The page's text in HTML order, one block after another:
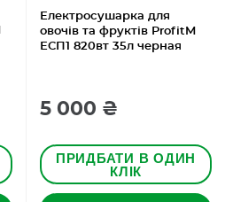
Електросушарка для
овочів та фруктів ProfitM
ЕСП1 820вт 35л черная
5 000 ₴
ПРИДБАТИ В ОДИН
КЛІК